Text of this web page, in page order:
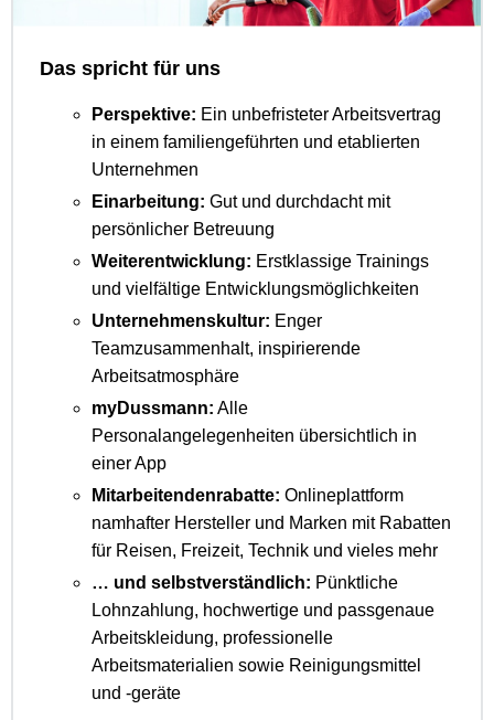
Das spricht für uns
Perspektive: Ein unbefristeter Arbeitsvertrag
in einem familiengeführten und etablierten
Unternehmen
Einarbeitung: Gut und durchdacht mit
persönlicher Betreuung
Weiterentwicklung: Erstklassige Trainings
und vielfältige Entwicklungsmöglichkeiten
Unternehmenskultur: Enger
Teamzusammenhalt, inspirierende
Arbeitsatmosphäre
myDussmann: Alle
Personalangelegenheiten übersichtlich in
einer App
Mitarbeitendenrabatte: Onlineplattform
namhafter Hersteller und Marken mit Rabatten
für Reisen, Freizeit, Technik und vieles mehr
… und selbstverständlich: Pünktliche
Lohnzahlung, hochwertige und passgenaue
Arbeitskleidung, professionelle
Arbeitsmaterialien sowie Reinigungsmittel
und -geräte